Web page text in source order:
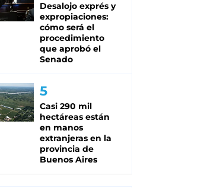
Desalojo exprés y
expropiaciones:
cómo será el
procedimiento
que aprobó el
Senado
Casi 290 mil
hectáreas están
en manos
extranjeras en la
provincia de
Buenos Aires